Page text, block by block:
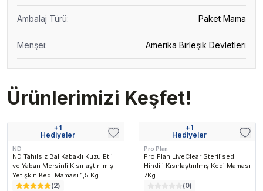
Ambalaj Türü: Paket Mama
Menşei: Amerika Birleşik Devletleri
Ürünlerimizi Keşfet!
+1
Hediyeler
ND
ND Tahılsız Bal Kabaklı Kuzu Etli
ve Yaban Mersinli Kısırlaştırılmış
Yetişkin Kedi Maması 1,5 Kg
(2)
+1
Hediyeler
Pro Plan
Pro Plan LiveClear Sterilised
Hindili Kısırlaştırılmış Kedi Maması
7Kg
(0)